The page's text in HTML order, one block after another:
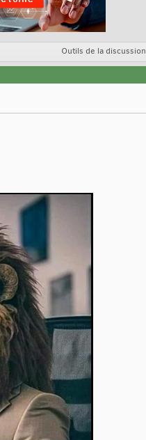
Outils de la discussion